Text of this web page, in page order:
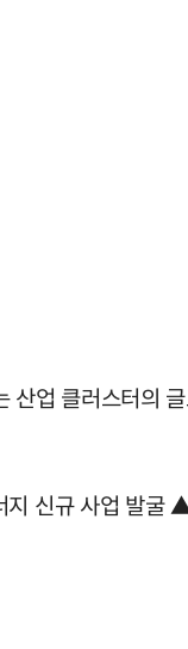
업 클러스터의
신규 사업 발굴